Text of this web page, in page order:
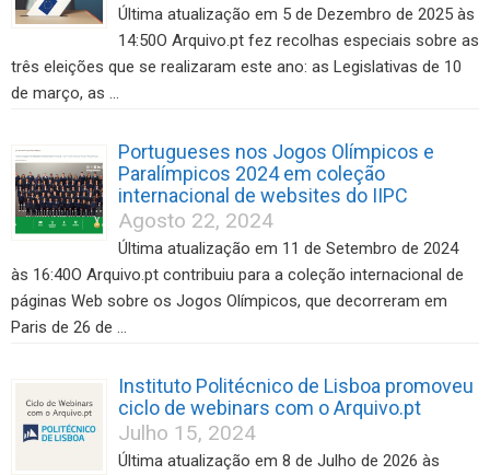
Última atualização em 5 de Dezembro de 2025 às
14:50O Arquivo.pt fez recolhas especiais sobre as
três eleições que se realizaram este ano: as Legislativas de 10
de março, as …
Portugueses nos Jogos Olímpicos e
Paralímpicos 2024 em coleção
internacional de websites do IIPC
Agosto 22, 2024
Última atualização em 11 de Setembro de 2024
às 16:40O Arquivo.pt contribuiu para a coleção internacional de
páginas Web sobre os Jogos Olímpicos, que decorreram em
Paris de 26 de …
Instituto Politécnico de Lisboa promoveu
ciclo de webinars com o Arquivo.pt
Julho 15, 2024
Última atualização em 8 de Julho de 2026 às